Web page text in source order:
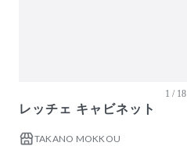
1 / 18
レッチェ キャビネット
TAKANO MOKKOU